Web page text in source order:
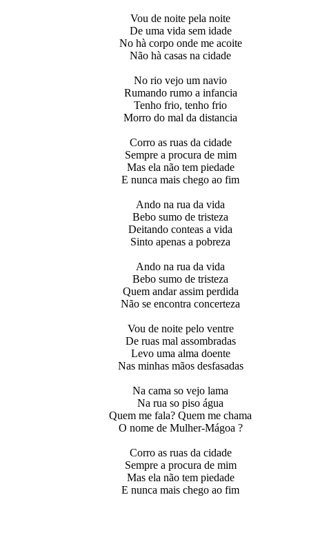
Vou de noite pela noite
De uma vida sem idade
No hà corpo onde me acoite
Não hà casas na cidade
No rio vejo um navio
Rumando rumo а infancia
Tenho frio, tenho frio
Morro do mal da distancia
Corro as ruas da cidade
Sempre а procura de mim
Mas ela não tem piedade
E nunca mais chego ao fim
Ando na rua da vida
Bebo sumo de tristeza
Deitando conteas а vida
Sinto apenas a pobreza
Ando na rua da vida
Bebo sumo de tristeza
Quem andar assim perdida
Não se encontra concerteza
Vou de noite pelo ventre
De ruas mal assombradas
Levo uma alma doente
Nas minhas mãos desfasadas
Na cama so vejo lama
Na rua so piso água
Quem me fala? Quem me chama
O nome de Mulher-Mágoa ?
Corro as ruas da cidade
Sempre а procura de mim
Mas ela não tem piedade
E nunca mais chego ao fim